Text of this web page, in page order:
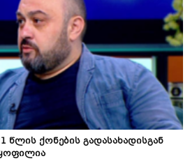
წლის ქონების გადასახადისგან